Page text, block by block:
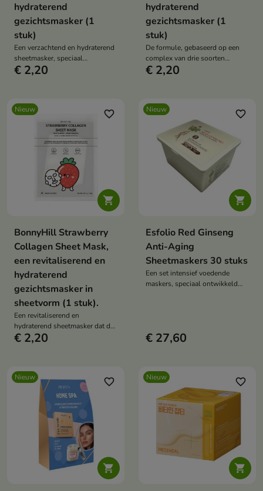
hydraterend
gezichtsmasker (1
stuk)
Een verzachtend en hydraterend
sheetmasker, speciaal
ontwikkeld voor de verzorging
€ 2,20
hydraterend
gezichtsmasker (1
stuk)
De formule, gebaseerd op een
complex van drie soorten
hyaluronzuur en peptiden, helpt
€ 2,20
Nieuw

favorite_border
BonnyHill Strawberry
Collagen Sheet Mask,
een revitaliserend en
hydraterend
gezichtsmasker in
sheetvorm (1 stuk).
Een revitaliserend en
hydraterend sheetmasker dat de
huid intensief voedt in slechts
€ 2,20
Nieuw

favorite_border
Esfolio Red Ginseng
Anti-Aging
Sheetmaskers 30 stuks
Een set intensief voedende
maskers, speciaal ontwikkeld
€ 27,60
Nieuw

favorite_border Nieuw

favorite_border